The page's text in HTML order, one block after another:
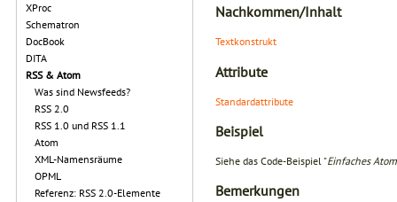
XProc
Schematron
DocBook
DITA
RSS & Atom
Was sind Newsfeeds?
RSS 2.0
RSS 1.0 und RSS 1.1
Atom
XML-Namensräume
OPML
Referenz: RSS 2.0-Elemente
Nachkommen/Inhalt
Textkonstrukt
Attribute
Standardattribute
Beispiel
Siehe das Code-Beispiel "Einfaches
Bemerkungen